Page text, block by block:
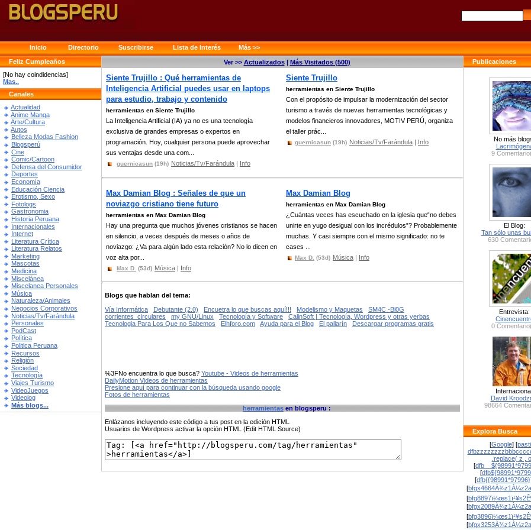
Inicio Directorio Suscribirse Lista de Interés
Más >>
Feliz Cumpleaños
[No hay coindidencias]
Mas..
Canales
Actualidad
Anime Manga
Arte/Cultura
Autos
Belleza Modas Fashion
Blogsperú
Cine
Comic/Cartoon
Defensa del Consumidor
Deportes
Economía
Educación Ciencia
Erotismo, Sexo
Fotologs
Gastronomia
Historia Peruana
Internacionales
Internet
Literatura Crítica
Literatura Relatos
Marketing
Mascotas
Medicina
Miscelánea
Miscelanea Personales
Música
Naturaleza/Animales
Negocios Corporativos
Noticias/Tv/Farándula
Personales
PodCast
Política
Politica Peruana
Recursos
Religión
Sociedad
Tecnología
Viajes Turismo
VideoJuegos
Videolog
Más blogs...
Publicaciones
No más
9
El Blog:
Tan sólo unas
630
Entrevista:
0
David
98664
Explora Busca
[Google] [
.replace( z ,
[
[
[
[
[
[
[
[
Ver >> Actualizados| Más Visitados (500)
Siente Trujillo : Qué herramientas de
Inteligencia Artificial puedes usar en laptops
para estudio, trabajo y contenido
herramientas en Siente Trujillo
La Inteligencia Artificial (IA) ya no es una tecnología
exclusiva de grandes empresas o expertos en
programación. Hoy, cualquier persona puede aprovechar
sus ventajas desde una com...
guernicasun (19h) Noticias/Tv/Farándula | Info
Siente Trujillo
herramientas en Siente Trujillo
Con el propósito de impulsar la modernización del sector
turismo a través de nuevas herramientas tecnológicas y
modelos financieros innovadores, MOTIV PERÚ, organiza
el taller prác...
guernicasun (19h) Noticias/Tv/Farándula | Info
Max Damian Blog : Señales de que un
noviazgo cristiano tiene futuro
herramientas en Max Damian Blog
Hay una pregunta que muchos jóvenes cristianos se hacen
en silencio, a veces después de meses o años de
noviazgo: ¿Va para algún lado esta relación? No lo dicen en
voz alta por...
Max D. (53d) Música | Info
Max Damian Blog
herramientas en Max Damian Blog
¿Cuántas veces has escuchado en la iglesia que“no debes
unirte en yugo desigual con los incrédulos”? Probablemente
muchas. Y casi siempre con el mismo significado: no te
cases ...
Max D. (53d) Música | Info
Blogs que hablan del tema:
Vía Informática
Debutante (2.0) Encuetra lo que buscas aquí!!! Modelismo y Maquetas
SM4C -Bl0G
corrientes_circulares
my GNU/Linux Tecnología y Software
CalinSoft | Tecnología, Wordpress y otras yerbas
Tecnologia Para Los Que no Sabemos
Elhforo.com Ayuda para el Blog El pallarín Descargar programas gratis
%3FNo encuentra lo que busca? Youtube - Videos de herramientas
DailyMotion Videos de herramientas
Presione aquí para continuar con la búsqueda usando google
Fotos de herramientas
herramientas en blogsperu :
Enlázanos incluyendo este código a tus post en la edición HTML
Usuarios de Wordpress activar la opción HTML (Edit HTML Source)